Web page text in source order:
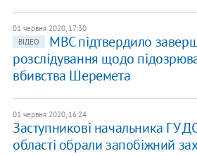
01 червня 2020, 17:30
ВІДЕО
МВС підтвердило
розслідування щодо
вбивства Шеремета
01 червня 2020, 16:24
Заступникові начальника ГУ
області обрали запобіжний